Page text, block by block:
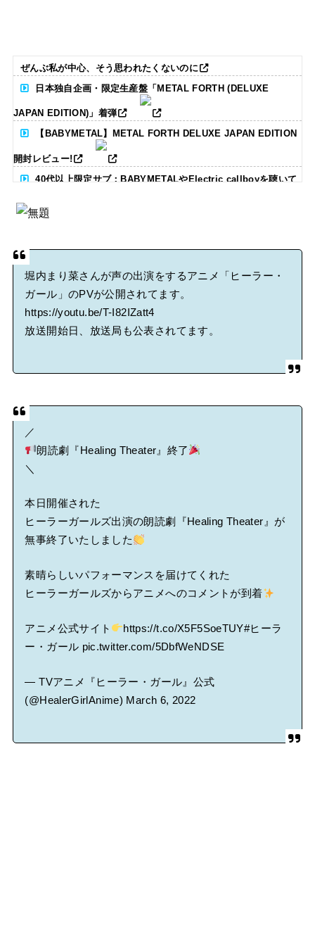
ぜんぶ私が中心、そう思われたくないのに
日本独自企画・限定生産盤「METAL FORTH (DELUXE
JAPAN EDITION)」着弾
【BABYMETAL】METAL FORTH DELUXE JAPAN EDITION
開封レビュー!
40代以上限定サブ：BABYMETALやElectric callboyを聴いて
る人いる？ 【海外の反応】
タワーレコード新宿店にてBABYMETALのパネル展が開催中
Powered by livedoor 相互RSS
堀内まり菜さんが声の出演をするアニメ「ヒーラー・
ガール」のPVが公開されてます。
https://youtu.be/T-I82IZatt4
放送開始日、放送局も公表されてます。
／
朗読劇『Healing Theater』終了
＼
本日開催された
ヒーラーガールズ出演の朗読劇『Healing Theater』が
無事終了いたしました
素晴らしいパフォーマンスを届けてくれた
ヒーラーガールズからアニメへのコメントが到着
アニメ公式サイト https://t.co/X5F5SoeTUY#ヒーラ
ー・ガール pic.twitter.com/5DbfWeNDSE
— TVアニメ『ヒーラー・ガール』公式
(@HealerGirlAnime) March 6, 2022